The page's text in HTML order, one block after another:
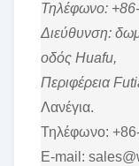
Τηλέφωνο:
Διεύθυνση:
οδός Huafu,
Περιφέρεια
Λανέγια.
Τηλέφωνο:
E-mail: